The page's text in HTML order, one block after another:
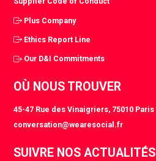
Plus Company
Ethics Report Line
Our D&I Commitments
OÙ NOUS TROUVER
45-47 Rue des Vinaigriers, 75010 Paris
conversation@wearesocial.fr
SUIVRE NOS ACTUALITÉS